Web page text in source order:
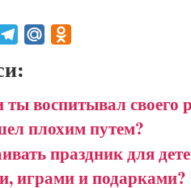
VK TelegramMail.Ru
ты воспитывал своего
плохим путем?
праздник для
играми и